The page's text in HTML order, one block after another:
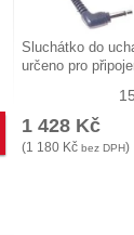
Sluchátko do
určeno pro
1 428 Kč
(1 180 Kč bez DPH)